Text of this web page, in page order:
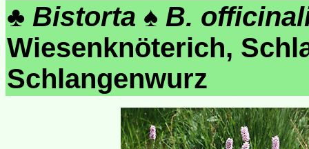
♣ Bistorta ♠ B.
Wiesenknöterich,
Schlangenwurz